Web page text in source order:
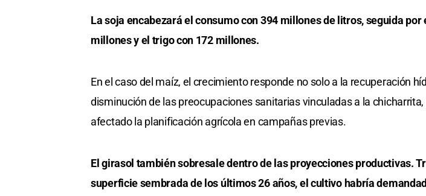
La soja encabezará el consumo con 394 millones de litros, seguida por
millones y el trigo con 172 millones.
En el caso del maíz, el crecimiento responde no solo a la recuperación
disminución de las preocupaciones sanitarias vinculadas a la
afectado la planificación agrícola en campañas previas.
El girasol también sobresale dentro de las proyecciones productivas.
superficie sembrada de los últimos 26 años, el cultivo habría